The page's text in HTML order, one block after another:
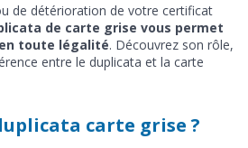
de détérioration de votre certificat
de carte grise vous permet
toute légalité. Découvrez son rôle,
entre le duplicata et la carte
carte grise ?